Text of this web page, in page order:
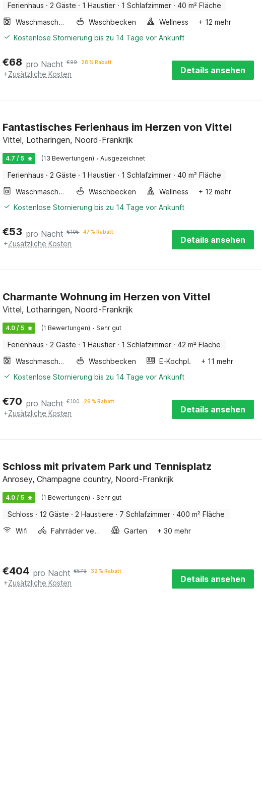
Ferienhaus · 2 Gäste · 1 Haustier · 1 Schlafzimmer · 40 m² Fläche
Waschmaschine
Waschbecken Wellness
+ 12 mehr
Kostenlose Stornierung bis zu 14 Tage vor Ankunft
€68 pro Nacht €99 28 % Rabatt
+Zusätzliche Kosten Details ansehen
Fantastisches Ferienhaus im Herzen von Vittel
Vittel, Lotharingen, Noord-Frankrijk
4.7 / 5 (13 Bewertungen) · Ausgezeichnet
Ferienhaus · 2 Gäste · 1 Haustier · 1 Schlafzimmer · 40 m² Fläche
Waschmaschine
Waschbecken Wellness
+ 12 mehr
Kostenlose Stornierung bis zu 14 Tage vor Ankunft
€53 pro Nacht €105 47 % Rabatt
+Zusätzliche Kosten Details ansehen
Charmante Wohnung im Herzen von Vittel
Vittel, Lotharingen, Noord-Frankrijk
4.0 / 5 (1 Bewertungen) · Sehr gut
Ferienhaus · 2 Gäste · 1 Haustier · 1 Schlafzimmer · 42 m² Fläche
Waschmaschine
Waschbecken E-Kochpl.
+ 11 mehr
Kostenlose Stornierung bis zu 14 Tage vor Ankunft
€70 pro Nacht €100 26 % Rabatt
+Zusätzliche Kosten Details ansehen
Schloss mit privatem Park und Tennisplatz
Anrosey, Champagne country, Noord-Frankrijk
4.0 / 5 (1 Bewertungen) · Sehr gut
Schloss · 12 Gäste · 2 Haustiere · 7 Schlafzimmer · 400 m² Fläche
Wifi
Fahrräder verfügbar Garten + 30 mehr
€404 pro Nacht €579 32 % Rabatt
+Zusätzliche Kosten Details ansehen